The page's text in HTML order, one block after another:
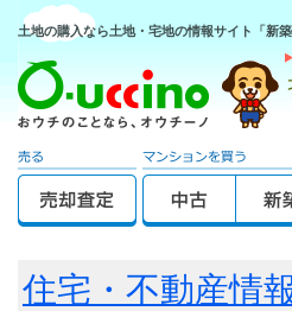
土地の購入なら土地・宅地の情報サイト「新
住宅・不動産情